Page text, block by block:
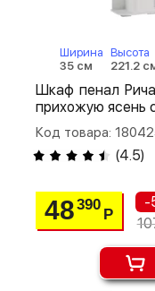
Ширина
35 см
Высота
221.2
Шкаф пенал
прихожую ясень
Код товара:
(4.5)
48390
Р
-